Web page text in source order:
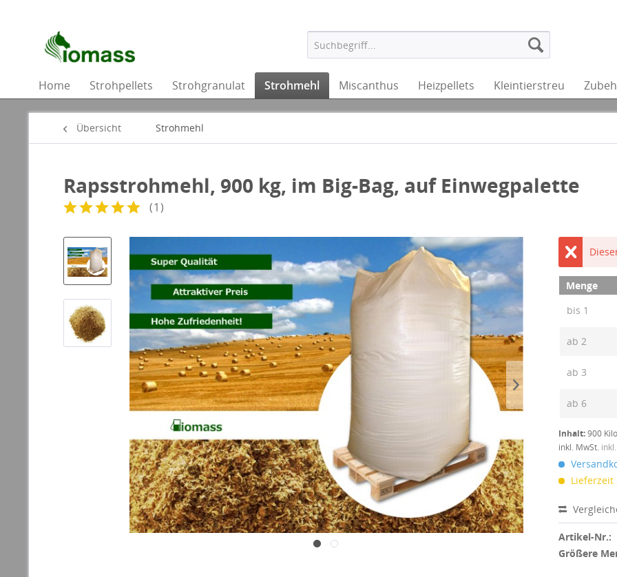
Home Strohpellets Strohgranulat Strohmehl Miscanthus Heizpellets Kleintierstreu
Übersicht Strohmehl
Rapsstrohmehl, 900 kg, im Big-Bag, auf Einwegpalette
(1)
Menge
bis 1
ab2
ab 3
ab 6
Inhalt:900
inkl. MwSt.
Lieferzeit
Artikel-Nr.:
Größere